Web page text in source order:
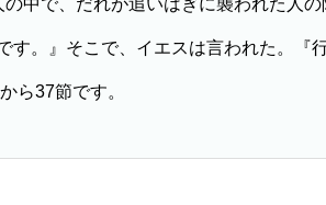
中で、だれが追いはぎに襲われた人
す。』そこで、イエスは言われた。『
ら37節です。